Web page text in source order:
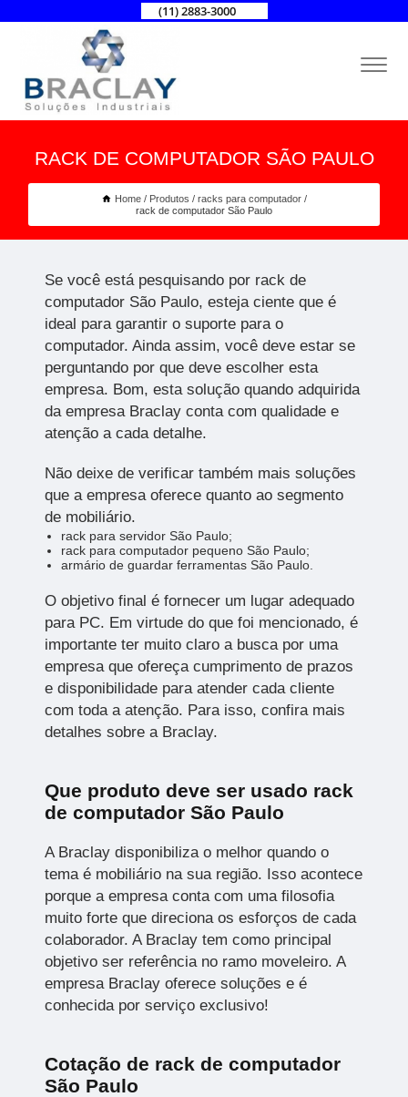
(11) 2883-3000
RACK DE COMPUTADOR SÃO PAULO
Home Produtos
racks para computador
rack de computador São Paulo
Se você está pesquisando por rack de
computador São Paulo, esteja ciente que é
ideal para garantir o suporte para o
computador. Ainda assim, você deve estar se
perguntando por que deve escolher esta
empresa. Bom, esta solução quando adquirida
da empresa Braclay conta com qualidade e
atenção a cada detalhe.
Não deixe de verificar também mais soluções
que a empresa oferece quanto ao segmento
de mobiliário.
rack para servidor São Paulo;
rack para computador pequeno São Paulo;
armário de guardar ferramentas São Paulo.
O objetivo final é fornecer um lugar adequado
para PC. Em virtude do que foi mencionado, é
importante ter muito claro a busca por uma
empresa que ofereça cumprimento de prazos
e disponibilidade para atender cada cliente
com toda a atenção. Para isso, confira mais
detalhes sobre a Braclay.
Que produto deve ser usado rack
de computador São Paulo
A Braclay disponibiliza o melhor quando o
tema é mobiliário na sua região. Isso acontece
porque a empresa conta com uma filosofia
muito forte que direciona os esforços de cada
colaborador. A Braclay tem como principal
objetivo ser referência no ramo moveleiro. A
empresa Braclay oferece soluções e é
conhecida por serviço exclusivo!
Cotação de rack de computador
São Paulo